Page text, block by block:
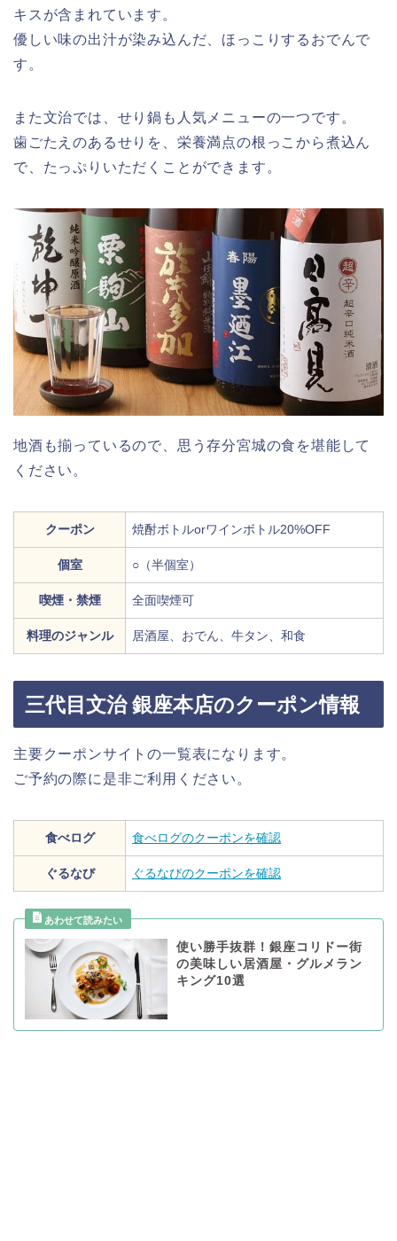
キスが含まれています。
優しい味の出汁が染み込んだ、ほっこりするおでんで
す。
また文治では、せり鍋も人気メニューの一つです。
歯ごたえのあるせりを、栄養満点の根っこから煮込ん
で、たっぷりいただくことができます。
地酒も揃っているので、思う存分宮城の食を堪能して
ください。
クーポン 焼酎ボトルorワインボトル20%OFF
個室 ○（半個室）
喫煙・禁煙 全面喫煙可
料理のジャンル 居酒屋、おでん、牛タン、和食
三代目文治 銀座本店のクーポン情報
主要クーポンサイトの一覧表になります。
ご予約の際に是非ご利用ください。
食べログ 食べログのクーポンを確認
ぐるなび ぐるなびのクーポンを確認
使い勝手抜群！銀座コリドー街
の美味しい居酒屋・グルメラン
キング10選